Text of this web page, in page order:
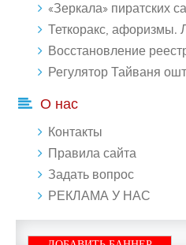
«Зеркала» пиратских сайтов
Теткоракс, афоризмы.
Восстановление реестра Windows 10: как
Регулятор Тайваня оштрафует
О нас
Контакты
Правила сайта
Задать вопрос
РЕКЛАМА У НАС